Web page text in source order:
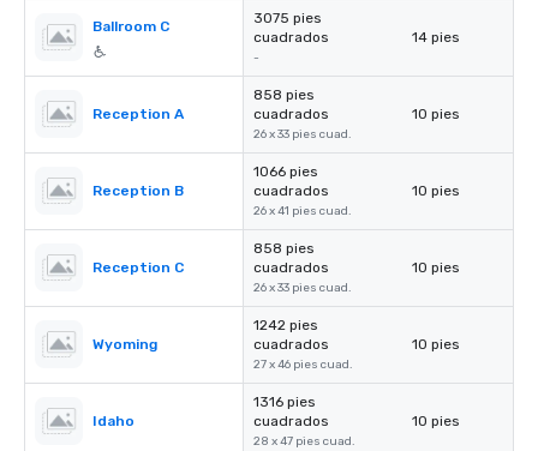
Ballroom C
3075 pies
cuadrados
-
14 pies
Reception A
858 pies
cuadrados
26 x 33 pies cuad.
10 pies
Reception B
1066 pies
cuadrados
26 x 41 pies cuad.
10 pies
Reception C
858 pies
cuadrados
26 x 33 pies cuad.
10 pies
Wyoming
1242 pies
cuadrados
27 x 46 pies cuad.
10 pies
Idaho
1316 pies
cuadrados
28 x 47 pies cuad.
10 pies